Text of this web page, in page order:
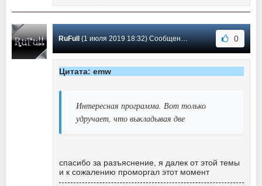
RuFull (1 июля 2019 18:32) Сообщение #4 0
Цитата: emw
Интересная программа. Вот только
удручает, что выкладывая две
спасибо за разъяснение, я далек от этой темы
и к сожалению проморгал этот момент